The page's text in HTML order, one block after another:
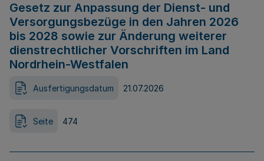
Gesetz zur Anpassung der Dienst- und
Versorgungsbezüge in den Jahren 2026
bis 2028 sowie zur Änderung weiterer
dienstrechtlicher Vorschriften im Land
Nordrhein-Westfalen
Ausfertigungsdatum 21.07.2026
Seite 474